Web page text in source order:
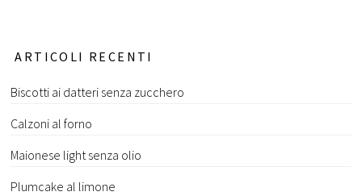
ARTICOLI RECENTI
Biscotti ai datteri senza zucchero
Calzoni al forno
Maionese light senza olio
Plumcake al limone